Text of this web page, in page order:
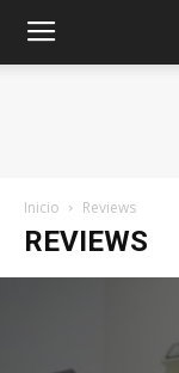
Inicio Reviews
REVIEWS